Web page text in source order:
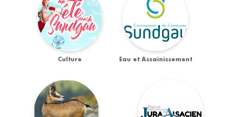
Culture Eau et Assainissement